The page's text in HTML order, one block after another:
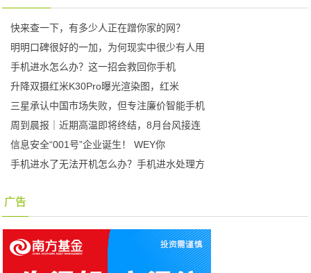
快来查一下，有多少人正在蹭你家的网？
明明口碑很好的一加，为何现实中很少有人用
手机进水怎么办？这一招会救回你手机
升降双摄红米K30Pro曝光渲染图，红米
三星承认中国市场失败，但专注廉价智能手机
周到晨报｜近期高温即将终结，8月台风接连
信息安全“001号”企业诞生！ WEY你
手机进水了无法开机怎么办？手机进水处理方
广告